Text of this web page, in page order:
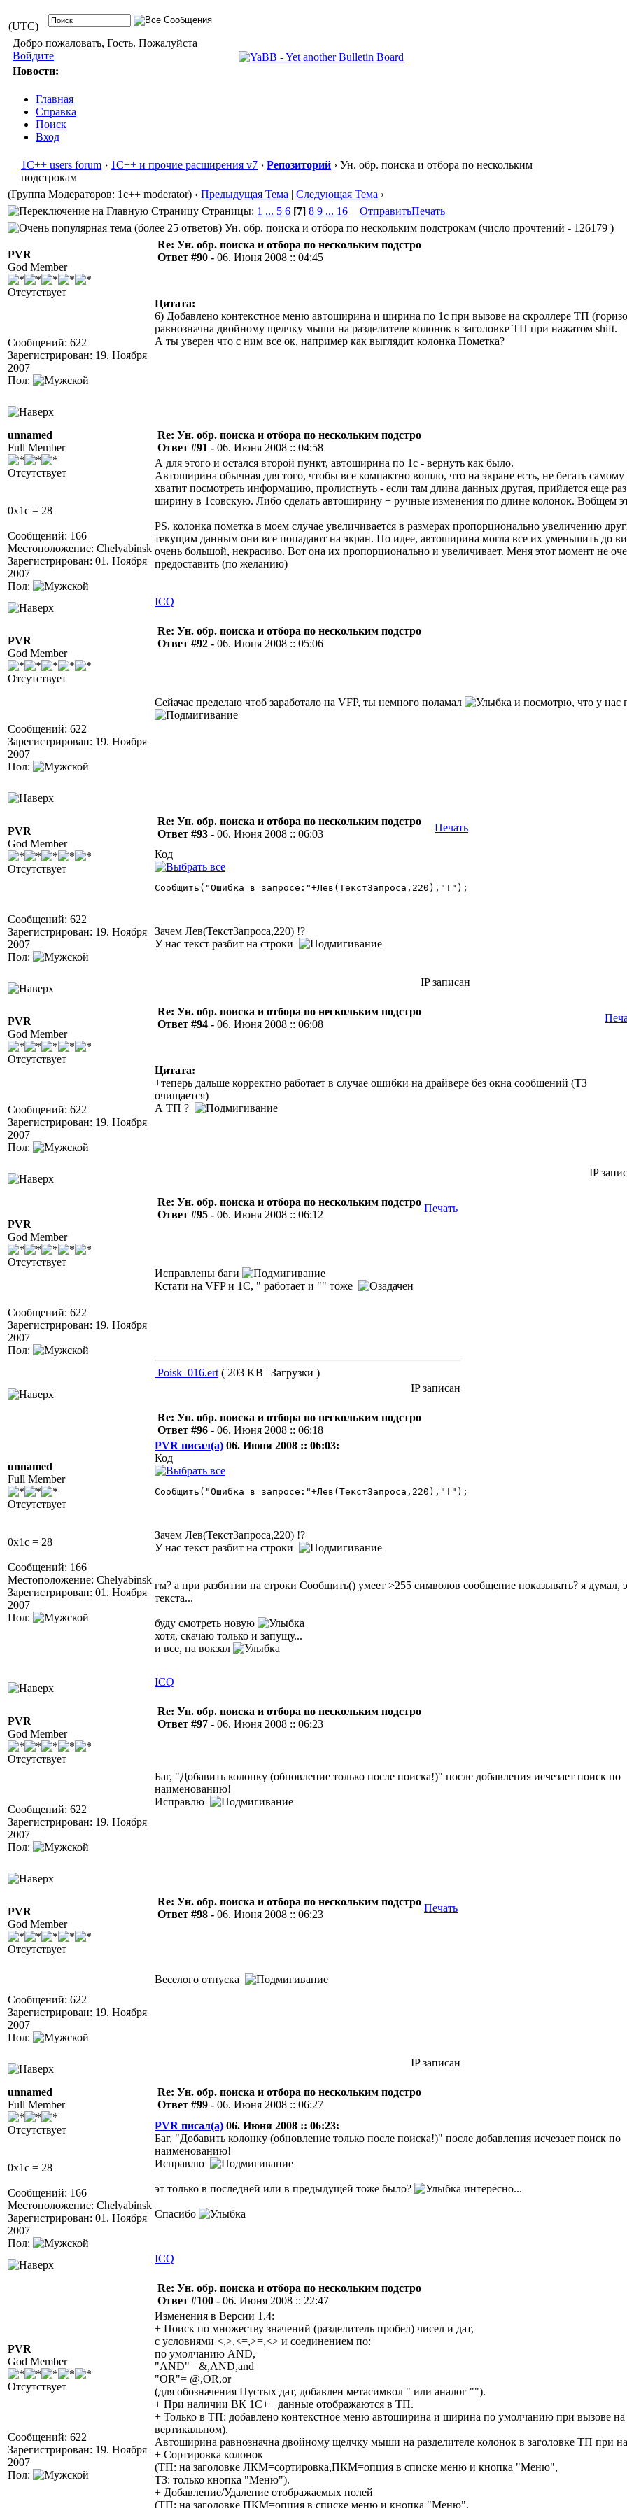
(UTC)
Добро пожаловать, Гость. Пожалуйста
Войдите
Новости:
Главная
Справка
Поиск
Вход
1С++ users forum › 1С++ и прочие расширения v7 › Репозиторий › Ун. обр. поиска и отбора по нескольким
подстрокам
(Группа Модераторов: 1c++ moderator) ‹ Предыдущая Тема | Следующая Тема ›
Страницы: 1 ... 5 6 [7] 8 9 ... 16 ОтправитьПечать
Ун. обр. поиска и отбора по нескольким подстрокам (число прочтений - 126179 )
PVR
God Member
Отсутствует
Сообщений: 622
Зарегистрирован: 19. Ноября
2007
Пол:
Re: Ун. обр. поиска и отбора по нескольким подстро
Ответ #90 - 06. Июня 2008 :: 04:45
Цитата:
6) Добавлено контекстное меню автоширина и ширина по 1с при вызове на скроллере ТП
равнозначна двойному щелчку мыши на разделителе колонок в заголовке ТП при нажатом shift.
А ты уверен что с ним все ок, например как выглядит колонка Пометка?
unnamed
Full Member
Отсутствует
0x1c = 28
Сообщений: 166
Местоположение: Chelyabinsk
Зарегистрирован: 01. Ноября
2007
Пол:
Re: Ун. обр. поиска и отбора по нескольким подстро
Ответ #91 - 06. Июня 2008 :: 04:58
А для этого и остался второй пункт, автоширина по 1с - вернуть как было.
Автоширина обычная для того, чтобы все компактно вошло, что на экране есть, не бегать
хватит посмотреть информацию, пролистнуть - если там длина данных другая, прийдется еще
ширину в 1совскую. Либо сделать автоширину + ручные изменения по длине колонок. Вобщем
PS. колонка пометка в моем случае увеличивается в размерах пропорционально увеличению
текущим данным они все попадают на экран. По идее, автоширина могла все их уменьшить до
очень большой, некрасиво. Вот она их пропорционально и увеличивает. Меня этот момент не
предоставить (по желанию)
ICQ
PVR
God Member
Отсутствует
Сообщений: 622
Зарегистрирован: 19. Ноября
2007
Пол:
Re: Ун. обр. поиска и отбора по нескольким подстро
Ответ #92 - 06. Июня 2008 :: 05:06
Сейачас пределаю чтоб заработало на VFP, ты немного поламал и посмотрю, что у нас
PVR
God Member
Отсутствует
Сообщений: 622
Зарегистрирован: 19. Ноября
2007
Пол:
Re: Ун. обр. поиска и отбора по нескольким подстро
Ответ #93 - 06. Июня 2008 :: 06:03
Печать
Код
Сообщить("Ошибка в запросе:"+Лев(ТекстЗапроса,220),"!");
Зачем Лев(ТекстЗапроса,220) !?
У нас текст разбит на строки
IP записан
PVR
God Member
Отсутствует
Сообщений: 622
Зарегистрирован: 19. Ноября
2007
Пол:
Re: Ун. обр. поиска и отбора по нескольким подстро
Ответ #94 - 06. Июня 2008 :: 06:08
Цитата:
+теперь дальше корректно работает в случае ошибки на драйвере без окна сообщений (ТЗ
очищается)
А ТП ?
IP
PVR
God Member
Отсутствует
Сообщений: 622
Зарегистрирован: 19. Ноября
2007
Пол:
Re: Ун. обр. поиска и отбора по нескольким подстро
Ответ #95 - 06. Июня 2008 :: 06:12
Печать
Исправлены баги
Кстати на VFP и 1C, " работает и "" тоже
Poisk_016.ert ( 203 KB | Загрузки )
IP записан
unnamed
Full Member
Отсутствует
0x1c = 28
Сообщений: 166
Местоположение: Chelyabinsk
Зарегистрирован: 01. Ноября
2007
Пол:
Re: Ун. обр. поиска и отбора по нескольким подстро
Ответ #96 - 06. Июня 2008 :: 06:18
PVR писал(а) 06. Июня 2008 :: 06:03:
Код
Сообщить("Ошибка в запросе:"+Лев(ТекстЗапроса,220),"!");
Зачем Лев(ТекстЗапроса,220) !?
У нас текст разбит на строки
гм? а при разбитии на строки Сообщить() умеет >255 символов сообщение показывать? я думал,
текста...
буду смотреть новую
хотя, скачаю только и запущу...
и все, на вокзал
ICQ
PVR
God Member
Отсутствует
Сообщений: 622
Зарегистрирован: 19. Ноября
2007
Пол:
Re: Ун. обр. поиска и отбора по нескольким подстро
Ответ #97 - 06. Июня 2008 :: 06:23
Баг, "Добавить колонку (обновление только после поиска!)" после добавления исчезает поиск по
наименованию!
Исправлю
PVR
God Member
Отсутствует
Сообщений: 622
Зарегистрирован: 19. Ноября
2007
Пол:
Re: Ун. обр. поиска и отбора по нескольким подстро
Ответ #98 - 06. Июня 2008 :: 06:23
Печать
Веселого отпуска
IP записан
unnamed
Full Member
Отсутствует
0x1c = 28
Сообщений: 166
Местоположение: Chelyabinsk
Зарегистрирован: 01. Ноября
2007
Пол:
Re: Ун. обр. поиска и отбора по нескольким подстро
Ответ #99 - 06. Июня 2008 :: 06:27
PVR писал(а) 06. Июня 2008 :: 06:23:
Баг, "Добавить колонку (обновление только после поиска!)" после добавления исчезает поиск по
наименованию!
Исправлю
эт только в последней или в предыдущей тоже было? интересно...
Спасибо
ICQ
PVR
God Member
Отсутствует
Сообщений: 622
Зарегистрирован: 19. Ноября
2007
Пол:
Re: Ун. обр. поиска и отбора по нескольким подстро
Ответ #100 - 06. Июня 2008 :: 22:47
Изменения в Версии 1.4:
+ Поиск по множеству значений (разделитель пробел) чисел и дат,
с условиями <,>,<=,>=,<> и соединением по:
по умолчанию AND,
"AND"= &,AND,and
"OR"= @,OR,or
(для обозначения Пустых дат, добавлен метасимвол " или аналог "").
+ При наличии ВК 1С++ данные отображаются в ТП.
+ Только в ТП: добавлено контекстное меню автоширина и ширина по умолчанию при вызове
вертикальном).
Автоширина равнозначна двойному щелчку мыши на разделителе колонок в заголовке ТП при
+ Сортировка колонок
(ТП: на заголовке ЛКМ=сортировка,ПКМ=опция в списке меню и кнопка "Меню",
ТЗ: только кнопка "Меню").
+ Добавление/Удаление отображаемых полей
(ТП: на заголовке ПКМ=опция в списке меню и кнопка "Меню",